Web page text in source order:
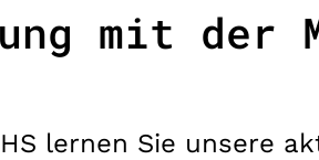
mit der
lernen Sie unsere